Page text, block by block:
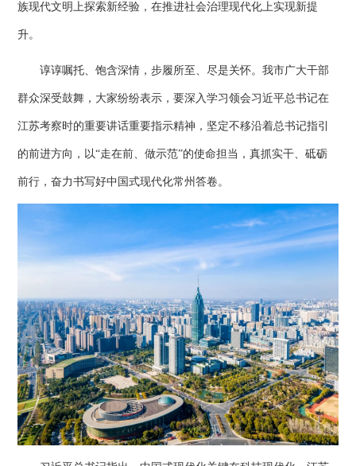
族现代文明上探索新经验，在推进社会治理现代化上实现新提
升。
谆谆嘱托、饱含深情，步履所至、尽是关怀。我市广大干部
群众深受鼓舞，大家纷纷表示，要深入学习领会习近平总书记在
江苏考察时的重要讲话重要指示精神，坚定不移沿着总书记指引
的前进方向，以“走在前、做示范”的使命担当，真抓实干、砥砺
前行，奋力书写好中国式现代化常州答卷。